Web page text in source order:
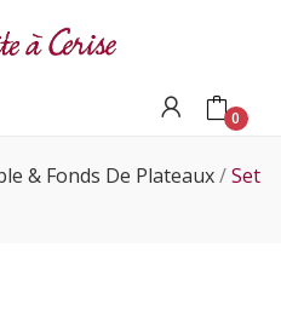
0
& Fonds De Plateaux
Set